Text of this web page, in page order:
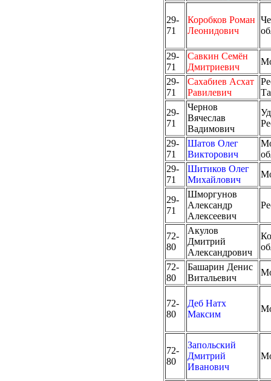
29-
71
Коробков Роман
Леонидович
29-
71
Савкин Семён
Дмитриевич
29-
71
Сахабиев Асхат
Равилевич
29-
71
Чернов
Вячеслав
Вадимович
29-
71
Шатов Олег
Викторович
29-
71
Шитиков Олег
Михайлович
29-
71
Шморгунов
Александр
Алексеевич
72-
80
Акулов
Дмитрий
Александрович
72-
80
Башарин Денис
Витальевич
72-
80
Деб Натх
Максим
72-
80
Запольский
Дмитрий
Иванович